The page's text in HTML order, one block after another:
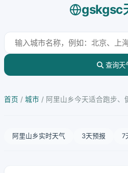
gskgsc
查询天
首页 / 城市 / 阿里山乡今天适合跑步、
阿里山乡实时天气 3天预报 7